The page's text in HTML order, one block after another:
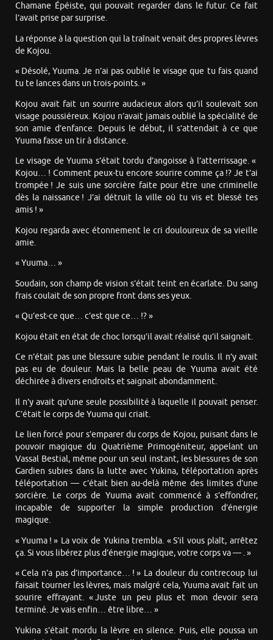
Chamane Épéiste, qui pouvait regarder dans le futur. Ce fait
l’avait prise par surprise.
La réponse à la question qui la traînait venait des propres lèvres
de Kojou.
« Désolé, Yuuma. Je n’ai pas oublié le visage que tu fais quand
tu te lances dans un trois-points. »
Kojou avait fait un sourire audacieux alors qu’il soulevait son
visage poussiéreux. Kojou n’avait jamais oublié la spécialité de
son amie d’enfance. Depuis le début, il s’attendait à ce que
Yuuma fasse un tir à distance.
Le visage de Yuuma s’était tordu d’angoisse à l’atterrissage. «
Kojou… ! Comment peux-tu encore sourire comme ça !? Je t’ai
trompée ! Je suis une sorcière faite pour être une criminelle
dès la naissance ! J’ai détruit la ville où tu vis et blessé tes
amis ! »
Kojou regarda avec étonnement le cri douloureux de sa vieille
amie.
« Yuuma… »
Soudain, son champ de vision s’était teint en écarlate. Du sang
frais coulait de son propre front dans ses yeux.
« Qu’est-ce que… c’est que ce… !? »
Kojou était en état de choc lorsqu’il avait réalisé qu’il saignait.
Ce n’était pas une blessure subie pendant le roulis. Il n’y avait
pas eu de douleur. Mais la belle peau de Yuuma avait été
déchirée à divers endroits et saignait abondamment.
Il n’y avait qu’une seule possibilité à laquelle il pouvait penser.
C’était le corps de Yuuma qui criait.
Le lien forcé pour s’emparer du corps de Kojou, puisant dans le
pouvoir magique du Quatrième Primogéniteur, appelant un
Vassal Bestial, même pour un seul instant, les blessures de son
Gardien subies dans la lutte avec Yukina, téléportation après
téléportation — c’était bien au-delà même des limites d’une
sorcière. Le corps de Yuuma avait commencé à s’effondrer,
incapable de supporter la simple production d’énergie
magique.
« Yuuma ! » La voix de Yukina trembla. « S’il vous plaît, arrêtez
ça. Si vous libérez plus d’énergie magique, votre corps va — . »
« Cela n’a pas d’importance… ! » La douleur du contrecoup lui
faisait tourner les lèvres, mais malgré cela, Yuuma avait fait un
sourire effrayant. « Juste un peu plus et mon devoir sera
terminé. Je vais enfin… être libre… »
Yukina s’était mordu la lèvre en silence. Puis, elle poussa un